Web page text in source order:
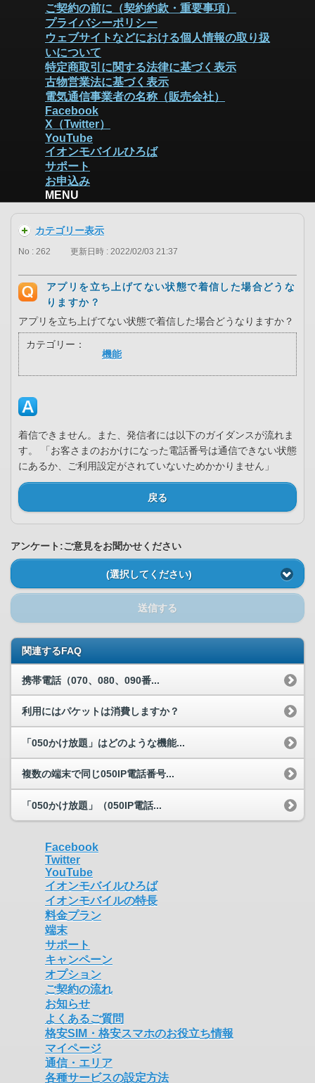
ご契約の前に（契約約款・重要事項）
プライバシーポリシー
ウェブサイトなどにおける個人情報の取り扱
いについて
特定商取引に関する法律に基づく表示
古物営業法に基づく表示
電気通信事業者の名称（販売会社）
Facebook
X（Twitter）
YouTube
イオンモバイルひろば
サポート
お申込み
MENU
カテゴリー表示
No : 262 更新日時 : 2022/02/03 21:37
アプリを立ち上げてない状態で着信した場合どうな
りますか？
アプリを立ち上げてない状態で着信した場合どうなりますか？
カテゴリー：
機能
着信できません。また、発信者には以下のガイダンスが流れま
す。 「お客さまのおかけになった電話番号は通信できない状態
にあるか、ご利用設定がされていないためかかりません」
戻る
アンケート:ご意見をお聞かせください
(選択してください)
送信する
関連するFAQ
携帯電話（070、080、090番...
利用にはパケットは消費しますか？
「050かけ放題」はどのような機能...
複数の端末で同じ050IP電話番号...
「050かけ放題」（050IP電話...
Facebook
Twitter
YouTube
イオンモバイルひろば
イオンモバイルの特長
料金プラン
端末
サポート
キャンペーン
オプション
ご契約の流れ
お知らせ
よくあるご質問
格安SIM・格安スマホのお役立ち情報
マイページ
通信・エリア
各種サービスの設定方法